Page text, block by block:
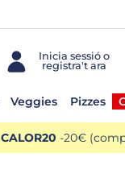
Veggies Pizzes
CALOR20 -20€